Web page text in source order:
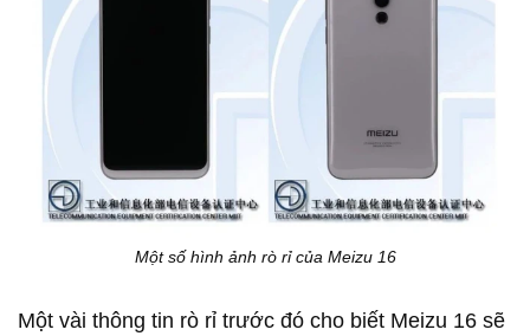
Một số hình ảnh rò rỉ của Meizu 16
Một vài thông tin rò rỉ trước đó cho biết Meizu 16 sẽ